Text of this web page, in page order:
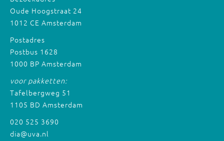
Oude Hoogstraat 24
1012 CE Amsterdam
Postadres
Postbus 1628
1000 BP Amsterdam
voor pakketten:
Tafelbergweg 51
1105 BD Amsterdam
020 525 3690
dia@uva.nl